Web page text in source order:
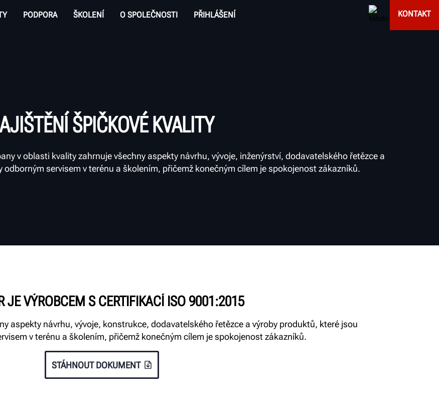
PODPORA ŠKOLENÍ O SPOLEČNOSTI PŘIHLÁŠENÍ KONTAKT
ŠPIČKOVÉ KVALITY
v oblasti kvality zahrnuje všechny aspekty návrhu, vývoje, inženýrství, dodavatelského řetězce a
servisem v terénu a školením, přičemž konečným cílem je spokojenost zákazníků.
JE VÝROBCEM S CERTIFIKACÍ ISO 9001:2015
aspekty návrhu, vývoje, konstrukce, dodavatelského řetězce a výroby produktů, které jsou
v terénu a školením, přičemž konečným cílem je spokojenost zákazníků.
STÁHNOUT DOKUMENT